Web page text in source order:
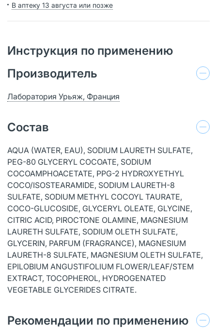
В аптеку 13 августа или позже
Инструкция по применению
Производитель
Лаборатория Урьяж, Франция
Состав
AQUA (WATER, EAU), SODIUM LAURETH SULFATE,
PEG-80 GLYCERYL COCOATE, SODIUM
COCOAMPHOACETATE, PPG-2 HYDROXYETHYL
COCO/ISOSTEARAMIDE, SODIUM LAURETH-8
SULFATE, SODIUM METHYL COCOYL TAURATE,
COCO-GLUCOSIDE, GLYCERYL OLEATE, GLYCINE,
CITRIC ACID, PIROCTONE OLAMINE, MAGNESIUM
LAURETH SULFATE, SODIUM OLETH SULFATE,
GLYCERIN, PARFUM (FRAGRANCE), MAGNESIUM
LAURETH-8 SULFATE, MAGNESIUM OLETH SULFATE,
EPILOBIUM ANGUSTIFOLIUM FLOWER/LEAF/STEM
EXTRACT, TOCOPHEROL, HYDROGENATED
VEGETABLE GLYCERIDES CITRATE.
Рекомендации по применению